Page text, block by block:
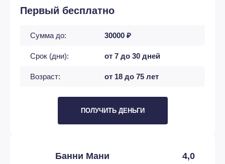
Первый бесплатно
Сумма до: 30000 ₽
Срок (дни): от 7 до 30 дней
Возраст: от 18 до 75 лет
ПОЛУЧИТЬ ДЕНЬГИ
Банни Мани 4,0